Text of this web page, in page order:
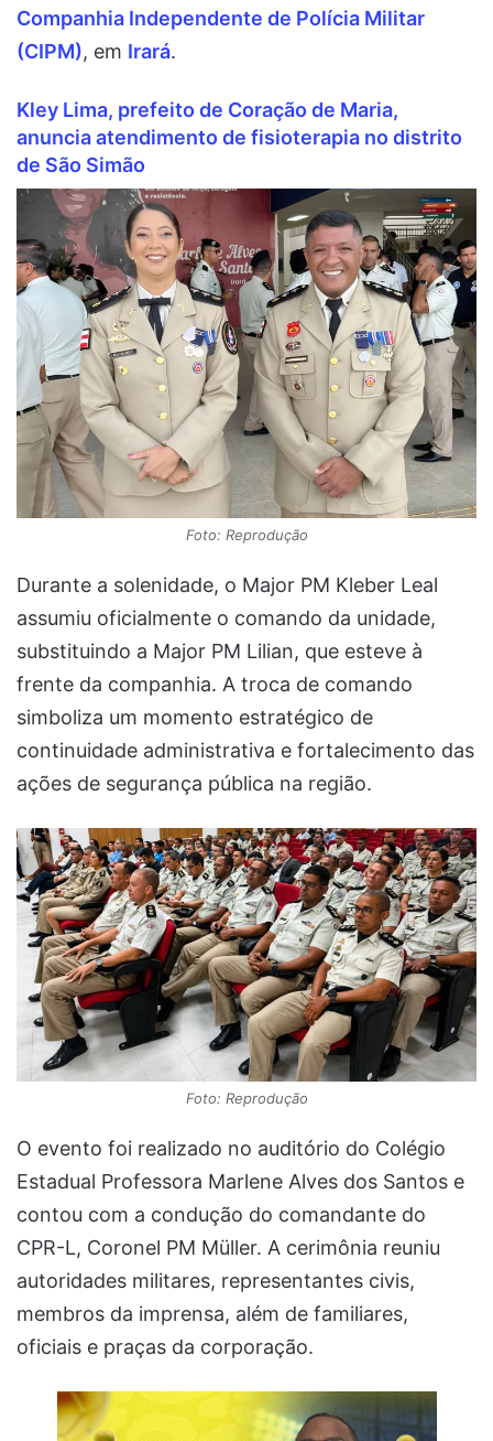
Companhia Independente de Polícia Militar
(CIPM), em Irará.
Kley Lima, prefeito de Coração de Maria,
anuncia atendimento de fisioterapia no distrito
de São Simão
Foto: Reprodução
Durante a solenidade, o Major PM Kleber Leal
assumiu oficialmente o comando da unidade,
substituindo a Major PM Lilian, que esteve à
frente da companhia. A troca de comando
simboliza um momento estratégico de
continuidade administrativa e fortalecimento das
ações de segurança pública na região.
Foto: Reprodução
O evento foi realizado no auditório do Colégio
Estadual Professora Marlene Alves dos Santos e
contou com a condução do comandante do
CPR-L, Coronel PM Müller. A cerimônia reuniu
autoridades militares, representantes civis,
membros da imprensa, além de familiares,
oficiais e praças da corporação.